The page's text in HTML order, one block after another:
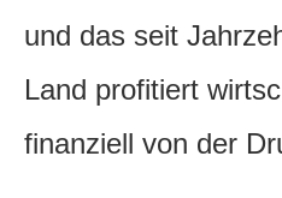
und das seit
Land profitiert
finanziell von der